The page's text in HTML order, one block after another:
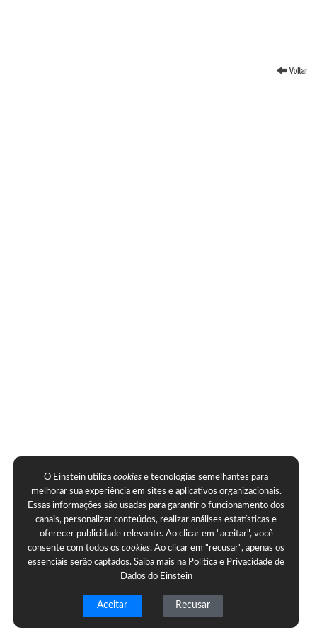
O Einstein utilizacookies e tecnologias semelhantes para
melhorar sua experiência em sites e aplicativos organizacionais.
Essas informações são usadas para garantir o funcionamento dos
canais, personalizar conteúdos, realizar análises estatísticas e
oferecer publicidade relevante. Ao clicar em "aceitar", você
consente com todos oscookies. Ao clicar em "recusar", apenas os
essenciais serão captados. Saiba mais na Política e Privacidade de
Dados do Einstein
Aceitar Recusar